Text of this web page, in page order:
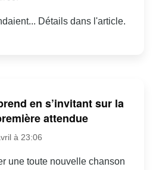
Détails dans l'article.
en s’invitant sur la
attendue
à 23:06
une toute nouvelle chanson